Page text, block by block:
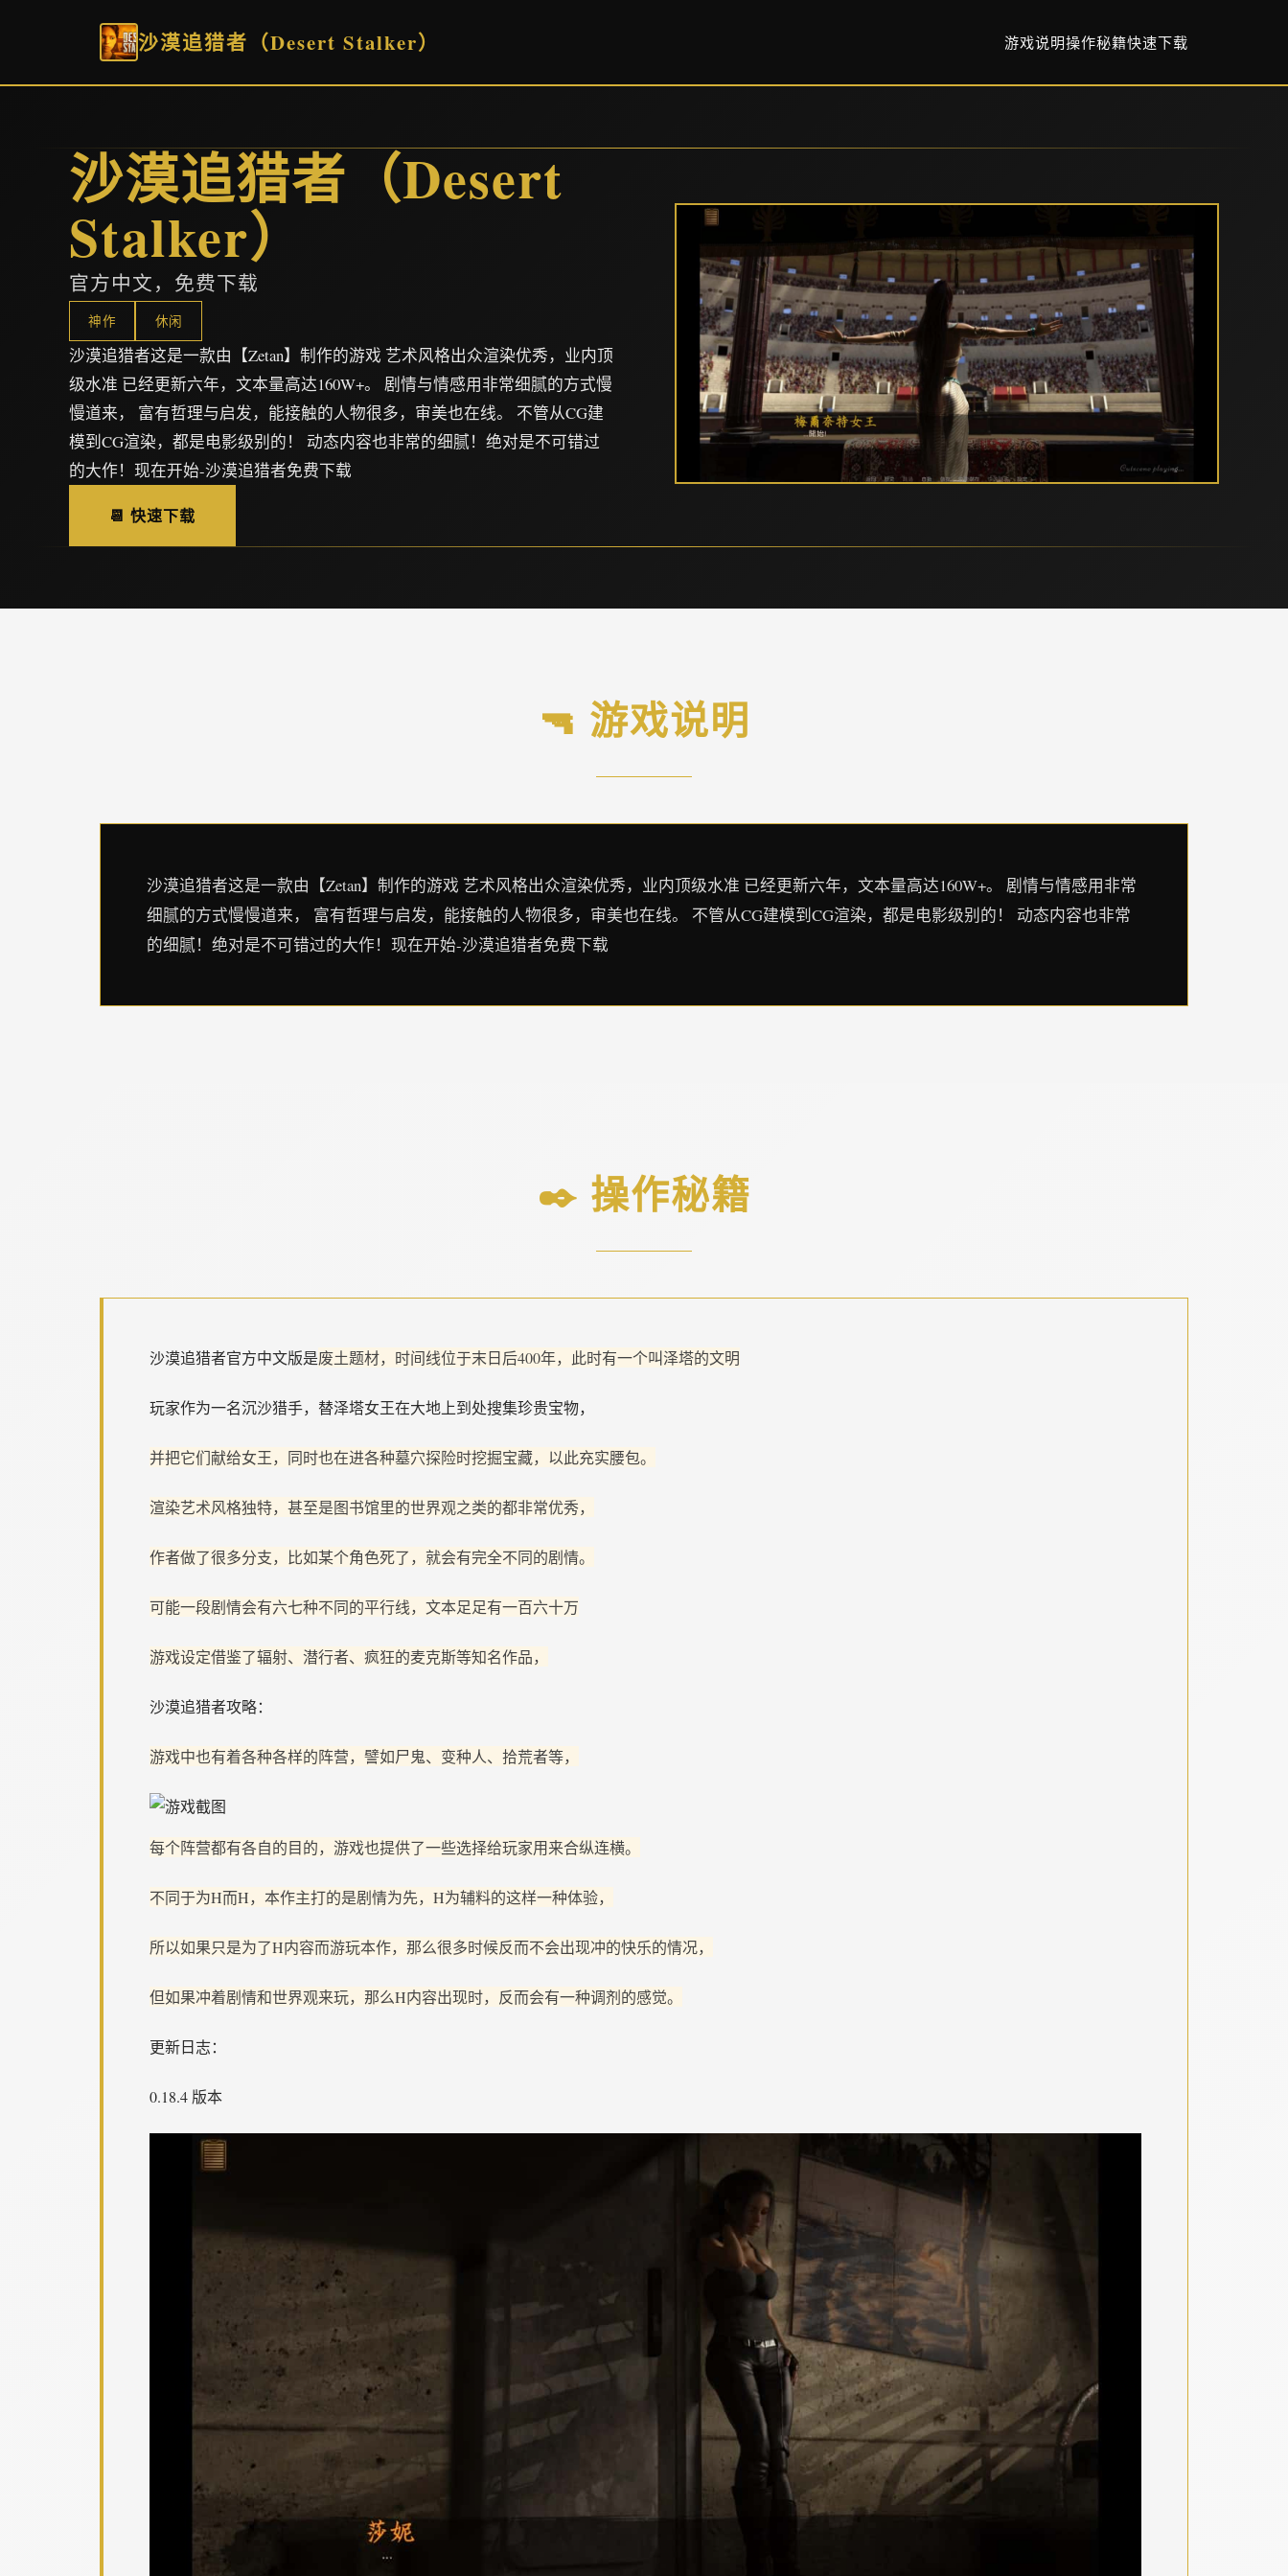
沙漠追猎者（Desert Stalker） 游戏说明操作秘籍快速下载
沙漠追猎者（Desert
Stalker）
官方中文，免费下载
神作 休闲
沙漠追猎者这是一款由【Zetan】制作的游戏 艺术风格出众渲染优秀，业内顶
级水准 已经更新六年，文本量高达160W+。 剧情与情感用非常细腻的方式慢
慢道来， 富有哲理与启发，能接触的人物很多，审美也在线。 不管从CG建
模到CG渲染，都是电影级别的！ 动态内容也非常的细腻！绝对是不可错过
的大作！现在开始-沙漠追猎者免费下载
📆 快速下载
🔫 游戏说明
沙漠追猎者这是一款由【Zetan】制作的游戏 艺术风格出众渲染优秀，业内顶级水准 已经更新六年，文本量高达160W+。 剧情与情感用非常
细腻的方式慢慢道来， 富有哲理与启发，能接触的人物很多，审美也在线。 不管从CG建模到CG渲染，都是电影级别的！ 动态内容也非常
的细腻！绝对是不可错过的大作！现在开始-沙漠追猎者免费下载
✒️ 操作秘籍
沙漠追猎者官方中文版是废土题材，时间线位于末日后400年，此时有一个叫泽塔的文明
玩家作为一名沉沙猎手，替泽塔女王在大地上到处搜集珍贵宝物，
并把它们献给女王，同时也在进各种墓穴探险时挖掘宝藏，以此充实腰包。
渲染艺术风格独特，甚至是图书馆里的世界观之类的都非常优秀，
作者做了很多分支，比如某个角色死了，就会有完全不同的剧情。
可能一段剧情会有六七种不同的平行线，文本足足有一百六十万
游戏设定借鉴了辐射、潜行者、疯狂的麦克斯等知名作品，
沙漠追猎者攻略：
游戏中也有着各种各样的阵营，譬如尸鬼、变种人、拾荒者等，
每个阵营都有各自的目的，游戏也提供了一些选择给玩家用来合纵连横。
不同于为H而H，本作主打的是剧情为先，H为辅料的这样一种体验，
所以如果只是为了H内容而游玩本作，那么很多时候反而不会出现冲的快乐的情况，
但如果冲着剧情和世界观来玩，那么H内容出现时，反而会有一种调剂的感觉。
更新日志：
0.18.4 版本